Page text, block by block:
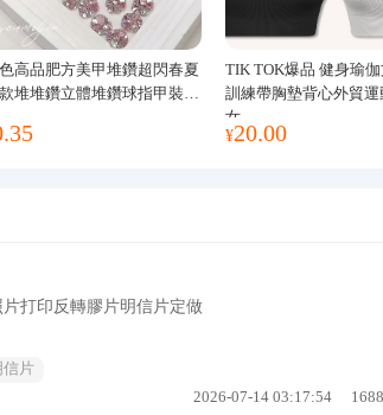
高品肥方美甲堆鑽超閃春夏
堆堆鑽立體堆鑽球指甲裝飾
TIK TOK爆品 健身瑜
訓練帶胸墊背心外貿運
女
¥20.00
打印反轉膠片明信片定做
信片
2026-07-14 03:17:54 1688